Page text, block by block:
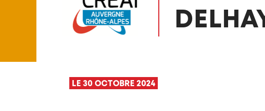
LE 30 OCTOBRE 2024